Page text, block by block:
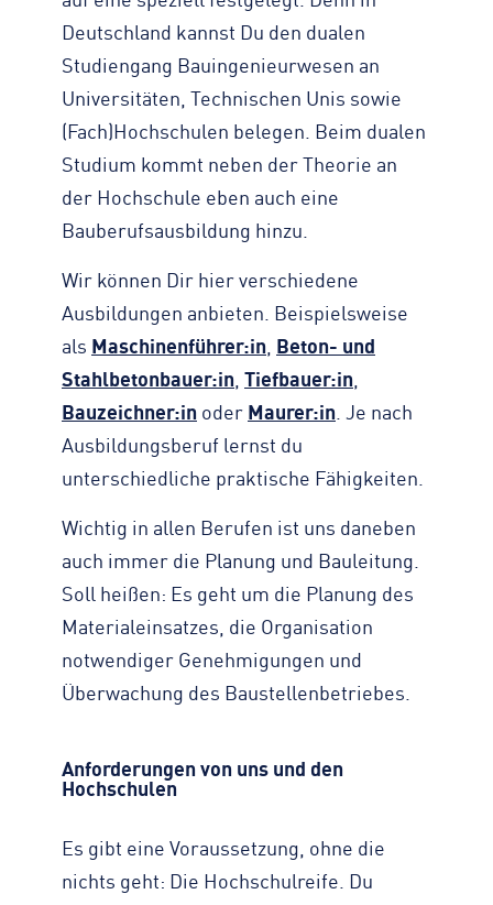
Deutschland kannst Du den dualen
Studiengang Bauingenieurwesen an
Universitäten, Technischen Unis sowie
(Fach)Hochschulen belegen. Beim dualen
Studium kommt neben der Theorie an
der Hochschule eben auch eine
Bauberufsausbildung hinzu.
Wir können Dir hier verschiedene
Ausbildungen anbieten. Beispielsweise
als Maschinenführer:in, Beton- und
Stahlbetonbauer:in, Tiefbauer:in,
Bauzeichner:in oder Maurer:in. Je nach
Ausbildungsberuf lernst du
unterschiedliche praktische Fähigkeiten.
Wichtig in allen Berufen ist uns daneben
auch immer die Planung und Bauleitung.
Soll heißen: Es geht um die Planung des
Materialeinsatzes, die Organisation
notwendiger Genehmigungen und
Überwachung des Baustellenbetriebes.
Anforderungen von uns und den
Hochschulen
Es gibt eine Voraussetzung, ohne die
nichts geht: Die Hochschulreife. Du